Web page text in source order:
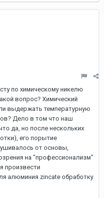
по химическому никелю
вопрос? Химический
выдержать температурную
Дело в том что наш
да, но после нескольких
его порытие
от основы,
на "профессионализм"
произвести
алюминия zincate обработку